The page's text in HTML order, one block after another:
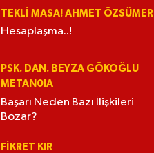
TEKLI MASA! AHMET ÖZSÜMER
Hesaplaşma..!
PSK. DAN. BEYZA GÖKOĞLU
METAN0IA
Başarı Neden Bazı İlişkileri
Bozar?
FIKRET KIR